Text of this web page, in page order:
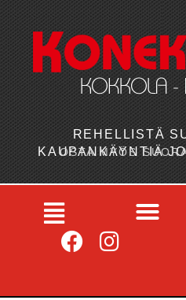
REHELLISTÄ
KAUPANKÄYNTIÄ
OSTA MYÖS